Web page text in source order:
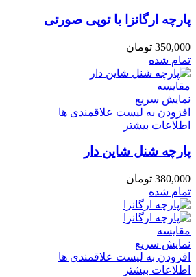
پارچه ارگانزا با توپی صورتی
350,000 تومان
تمام شده
مقایسه
نمایش سریع
افزودن به لیست علاقمندی ها
اطلاعات بیشتر
پارچه شنل شاین دار
380,000 تومان
تمام شده
مقایسه
نمایش سریع
افزودن به لیست علاقمندی ها
اطلاعات بیشتر